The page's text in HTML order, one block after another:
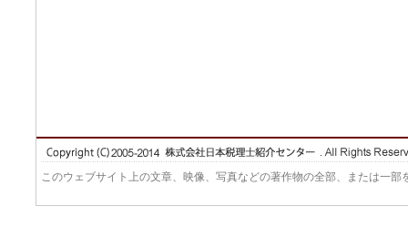
このウェブサイト上の文章、映像、写真などの著作物の全部、または一